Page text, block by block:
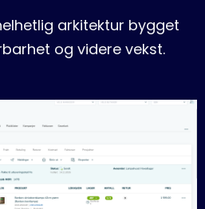
arkitektur bygget
og videre vekst.